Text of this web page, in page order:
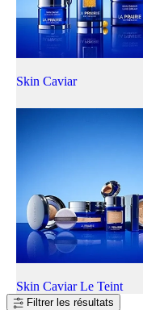
Skin Caviar
Skin Caviar Le Teint
Filtrer les résultats